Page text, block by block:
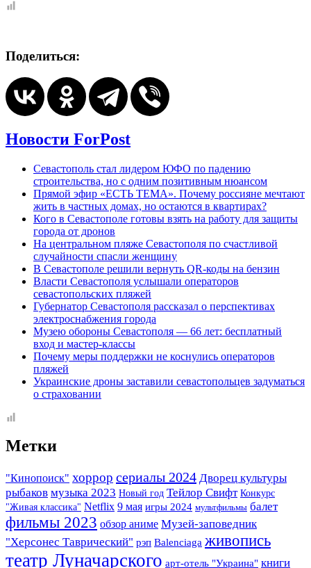
Поделиться:
Новости ForPost
Севастополь стал лидером ЮФО по падению
строительства, но с одним позитивным нюансом
Прямой эфир «ЕСТЬ ТЕМА». Почему россияне мечтают
жить в частных домах, но остаются в квартирах?
Кого в Севастополе готовы взять на работу для защиты
города от дронов
На центральном пляже Севастополя по счастливой
случайности спасли женщину
В Севастополе решили вернуть QR-коды на бензин
Власти Севастополя услышали операторов
севастопольских пляжей
Губернатор Севастополя рассказал о перспективах
электроснабжения города
Музею обороны Севастополя — 66 лет: бесплатный
вход и мастер-классы
Почему меры поддержки не коснулись операторов
пляжей
Украинские дроны заставили севастопольцев задуматься
о страховании
Метки
"Кинопоиск" хоррор сериалы 2024 Дворец культуры
рыбаков музыка 2023 Новый год Тейлор Свифт Конкурс
"Живая классика" Netflix 9 мая игры 2024 мультфильмы балет
фильмы 2023 обзор аниме Музей-заповедник
"Херсонес Таврический" рэп Balenciaga живопись
театр Луначарского арт-отель "Украина" книги